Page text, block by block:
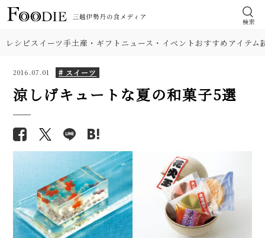
検索
レシピスイーツ手土産・ギフト ニュース・イベントおすすめアイテム
2016.07.01 # スイーツ
涼しげキュートな夏の和菓子5選